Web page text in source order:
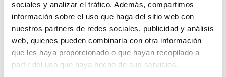
sociales y analizar el tráfico. Además, compartimos
información sobre el uso que haga del sitio web con
nuestros partners de redes sociales, publicidad y análisis
web, quienes pueden combinarla con otra información
que les haya proporcionado o que hayan recopilado a
partir del uso que haya hecho de sus servicios.
SALUD GINECOLÓGICA